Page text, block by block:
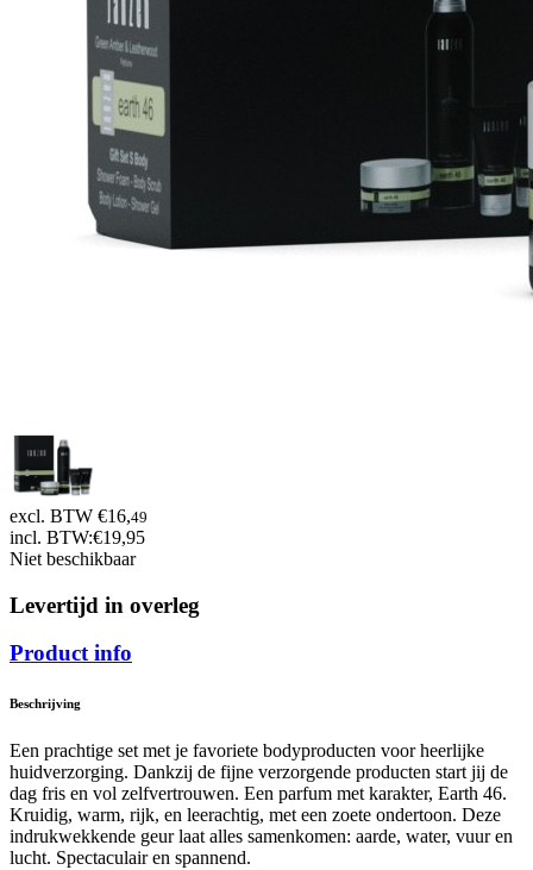
excl. BTW €16,49
incl. BTW:€19,95
Niet beschikbaar
Levertijd in overleg
Product info
Beschrijving
Een prachtige set met je favoriete bodyproducten voor heerlijke
huidverzorging. Dankzij de fijne verzorgende producten start jij de
dag fris en vol zelfvertrouwen. Een parfum met karakter, Earth 46.
Kruidig, warm, rijk, en leerachtig, met een zoete ondertoon. Deze
indrukwekkende geur laat alles samenkomen: aarde, water, vuur en
lucht. Spectaculair en spannend.